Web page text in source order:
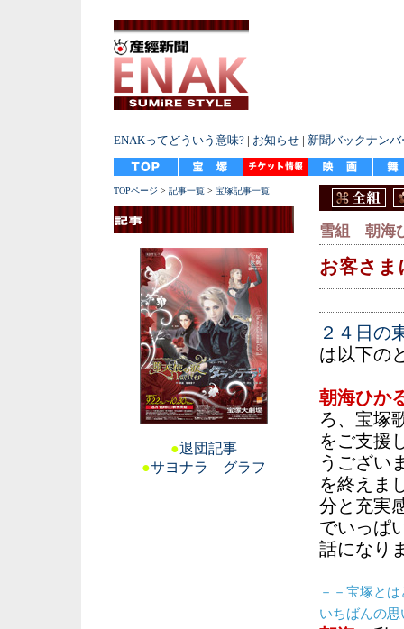
ENAKってどういう意味? | お知らせ | 新聞バックナン
雪組 朝海
お客さま
２４日の
は以下の
朝海ひか
ろ、宝塚
をご支援
うござい
を終えま
分と充実
でいっぱ
話になり
－－宝塚と
いちばんの
TOPページ > 記事一覧 > 宝塚記事一覧
●退団記事
●サヨナラ グラフ